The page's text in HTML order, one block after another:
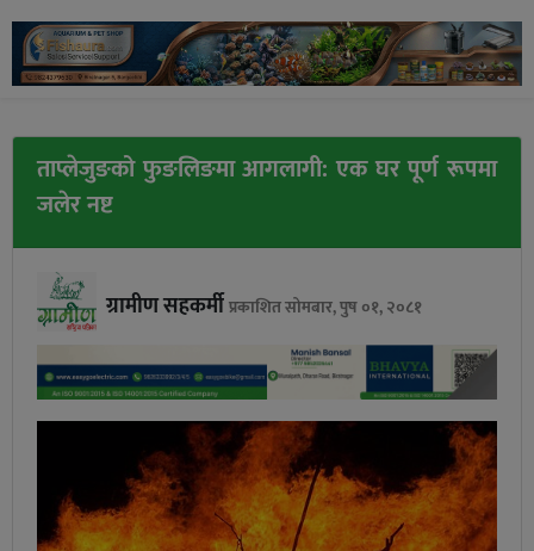
ताप्लेजुङको फुङलिङमा आगलागी: एक घर पूर्ण रूपमा
जलेर नष्ट
ग्रामीण सहकर्मीप्रकाशित सोमबार, पुष ०१, २०८१